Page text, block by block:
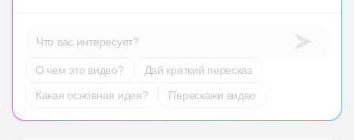
Что вас интересует?
О чем это видео?
Дай краткий пересказ
Какая основная идея?
Перескажи видео